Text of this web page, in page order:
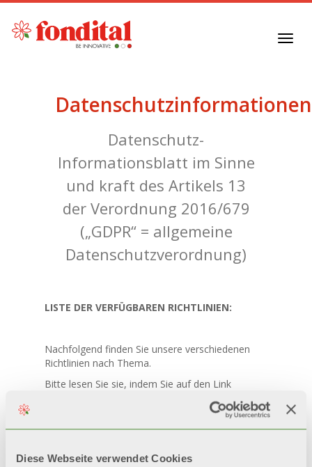
Diese Webseite verwendet Cookies
Datenschutzinformationen
Datenschutz-
Informationsblatt im Sinne
und kraft des Artikels 13
der Verordnung 2016/679
(„GDPR“ = allgemeine
Datenschutzverordnung)
LISTE DER VERFÜGBAREN RICHTLINIEN:
Nachfolgend finden Sie unsere verschiedenen
Richtlinien nach Thema.
Bitte lesen Sie sie, indem Sie auf den Link
entsprechend Ihrem Interessengebiet klicken.
DATENSCHUTZERKLÄRUNG FÜR KANDIDATEN
– INTERVIEWS UND AUSWAHL
DATENSCHUTZERKLÄRUNG FÜR KUNDEN